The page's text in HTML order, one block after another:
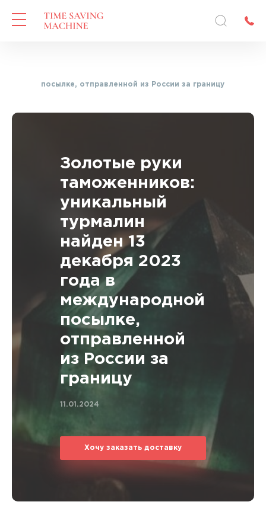
посылке, отправленной из России за границу
Золотые руки
таможенников:
уникальный
турмалин
найден 13
декабря 2023
года в
международной
посылке,
отправленной
из России за
границу
11.01.2024
Хочу заказать доставку